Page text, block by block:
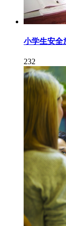
小学生安全
232